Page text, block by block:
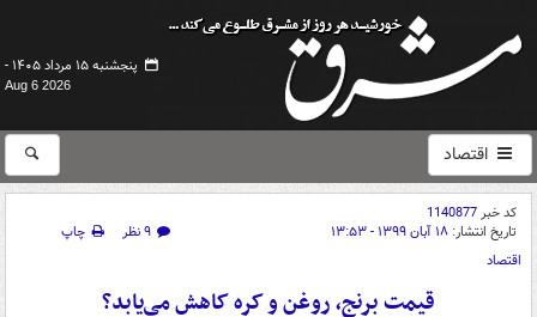
پنجشنبه ۱۵ مرداد ۱۴۰۵ -
Aug 6 2026
اقتصاد
کد خبر1140877
تاریخ انتشار: ۱۸ آبان ۱۳۹۹ - ۱۳:۵۳ ۹ نظر
چاپ
اقتصاد
قیمت برنج، روغن و کره کاهش می‌یابد؟